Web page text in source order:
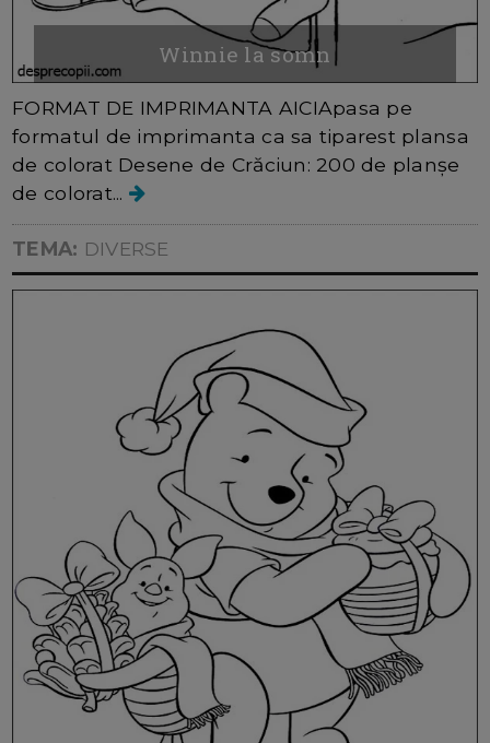
Winnie la somn
FORMAT DE IMPRIMANTA AICIApasa pe
formatul de imprimanta ca sa tiparest plansa
de colorat Desene de Crăciun: 200 de planșe
de colorat...
TEMA: DIVERSE